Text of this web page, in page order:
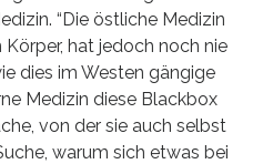
“Die östliche Medizin
hat jedoch noch nie
dies im Westen gängige
Medizin diese Blackbox
von der sie auch selbst
warum sich etwas bei